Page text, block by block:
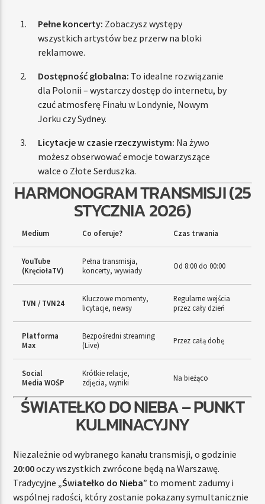
Pełne koncerty: Zobaczysz występy
wszystkich artystów bez przerw na bloki
reklamowe.
Dostępność globalna: To idealne rozwiązanie
dla Polonii – wystarczy dostęp do internetu, by
czuć atmosferę Finału w Londynie, Nowym
Jorku czy Sydney.
Licytacje w czasie rzeczywistym: Na żywo
możesz obserwować emocje towarzyszące
walce o Złote Serduszka.
HARMONOGRAM TRANSMISJI (25
STYCZNIA 2026)
Medium Co oferuje? Czas trwania
YouTube
(KręciołaTV)
Pełna transmisja,
koncerty, wywiady
Od 8:00 do 00:00
TVN / TVN24
Kluczowe momenty,
licytacje, newsy
Regularne wejścia
przez cały dzień
Platforma
Max
Bezpośredni streaming
(Live)
Przez całą dobę
Social
Media WOŚP
Krótkie relacje,
zdjęcia, wyniki
Na bieżąco
ŚWIATEŁKO DO NIEBA – PUNKT
KULMINACYJNY
Niezależnie od wybranego kanału transmisji, o godzinie
20:00oczy wszystkich zwrócone będą na Warszawę.
Tradycyjne „Światełko do Nieba” to moment zadumy i
wspólnej radości, który zostanie pokazany symultanicznie